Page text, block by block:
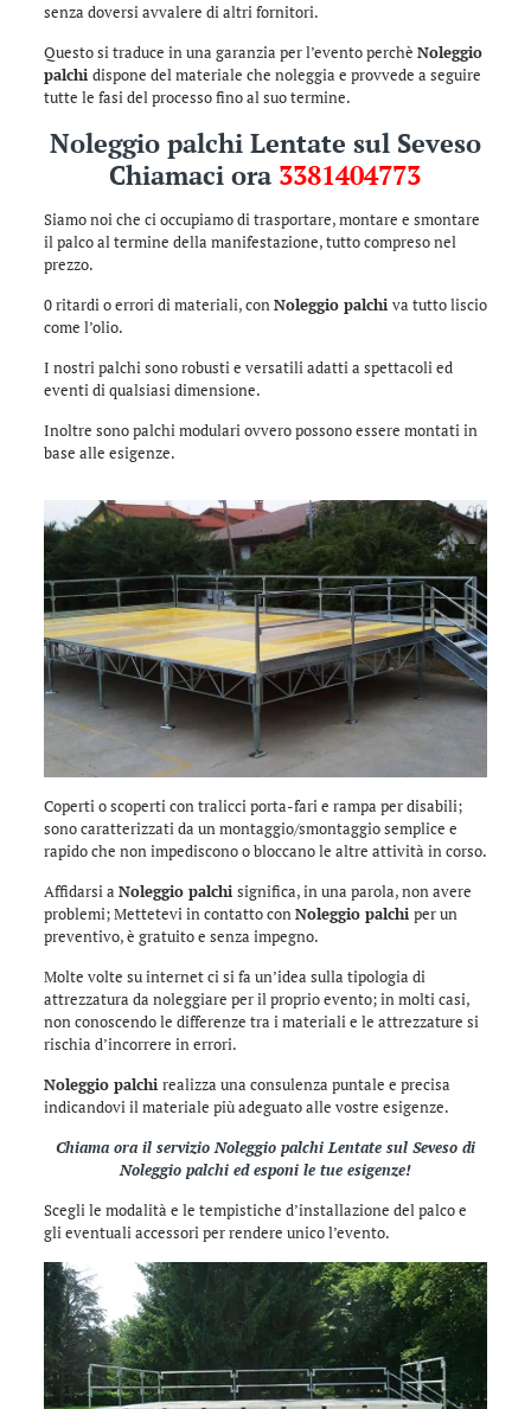
senza doversi avvalere di altri fornitori.
Questo si traduce in una garanzia per l’evento perchè Noleggio
palchi dispone del materiale che noleggia e provvede a seguire
tutte le fasi del processo fino al suo termine.
Noleggio palchi Lentate sul Seveso
Chiamaci ora 3381404773
Siamo noi che ci occupiamo di trasportare, montare e smontare
il palco al termine della manifestazione, tutto compreso nel
prezzo.
0 ritardi o errori di materiali, conNoleggio palchi va tutto liscio
come l’olio.
I nostri palchi sono robusti e versatili adatti a spettacoli ed
eventi di qualsiasi dimensione.
Inoltre sono palchi modulari ovvero possono essere montati in
base alle esigenze.
Coperti o scoperti con tralicci porta-fari e rampa per disabili;
sono caratterizzati da un montaggio/smontaggio semplice e
rapido che non impediscono o bloccano le altre attività in corso.
Affidarsi a Noleggio palchi significa, in una parola, non avere
problemi; Mettetevi in contatto conNoleggio palchi per un
preventivo, è gratuito e senza impegno.
Molte volte su internet ci si fa un’idea sulla tipologia di
attrezzatura da noleggiare per il proprio evento; in molti casi,
non conoscendo le differenze tra i materiali e le attrezzature si
rischia d’incorrere in errori.
Noleggio palchi realizza una consulenza puntale e precisa
indicandovi il materiale più adeguato alle vostre esigenze.
Chiama ora il servizioNoleggio palchi Lentate sul Seveso di
Noleggio palchi ed esponi le tue esigenze!
Scegli le modalità e le tempistiche d’installazione del palco e
gli eventuali accessori per rendere unico l’evento.